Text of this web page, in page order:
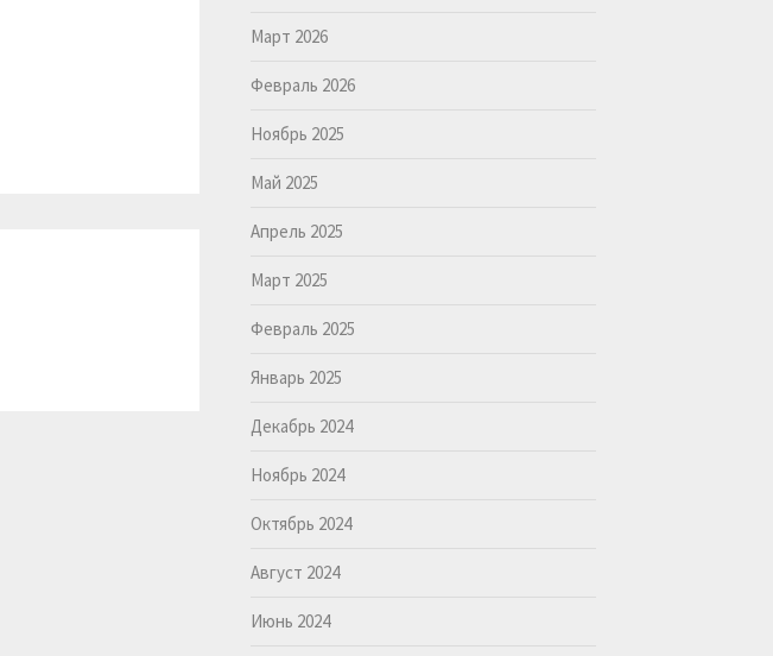
Март 2026
Февраль 2026
Ноябрь 2025
Май 2025
Апрель 2025
Март 2025
Февраль 2025
Январь 2025
Декабрь 2024
Ноябрь 2024
Октябрь 2024
Август 2024
Июнь 2024